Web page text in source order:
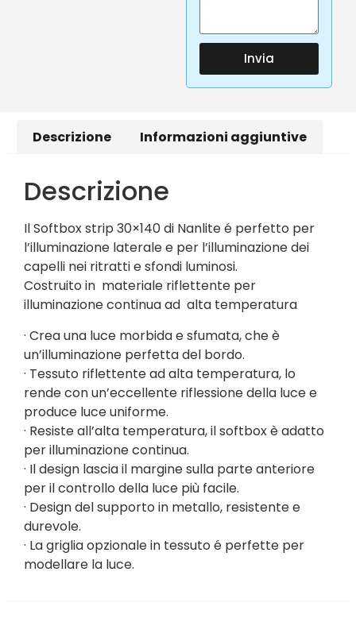
Invia
Descrizione Informazioni aggiuntive
Descrizione
Il Softbox strip 30×140 di Nanlite é perfetto per
l’illuminazione laterale e per l’illuminazione dei
capelli nei ritratti e sfondi luminosi.
Costruito in materiale riflettente per
illuminazione continua ad alta temperatura
· Crea una luce morbida e sfumata, che è
un’illuminazione perfetta del bordo.
· Tessuto riflettente ad alta temperatura, lo
rende con un’eccellente riflessione della luce e
produce luce uniforme.
· Resiste all’alta temperatura, il softbox è adatto
per illuminazione continua.
· Il design lascia il margine sulla parte anteriore
per il controllo della luce più facile.
· Design del supporto in metallo, resistente e
durevole.
· La griglia opzionale in tessuto é perfette per
modellare la luce.